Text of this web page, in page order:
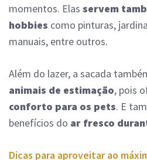
momentos. Elas servem
hobbies como pinturas,
manuais, entre outros.
Além do lazer, a sacada
animais de estimação, pois
conforto para os pets. E
benefícios do ar fresco
Dicas para aproveitar ao